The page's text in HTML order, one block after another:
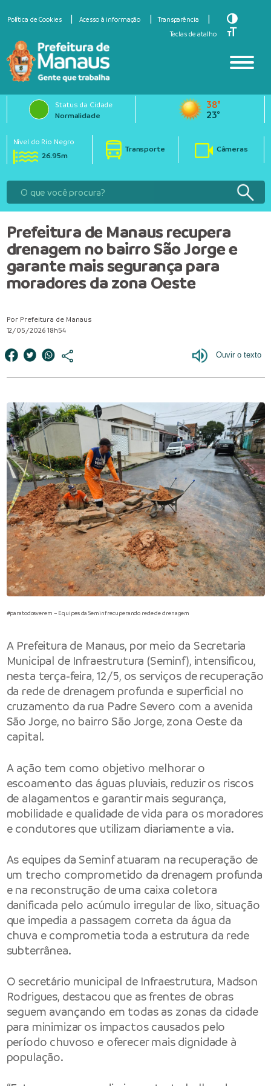
Política de Cookies Acesso à informação
Transparência
Teclas de atalho
Toggle
Toggle
Status da Cidade
Normalidade
38°
23°
Nível do Rio Negro
26.95m
Transporte Câmeras
Prefeitura de Manaus recupera
drenagem no bairro São Jorge e
garante mais segurança para
moradores da zona Oeste
Por Prefeitura de Manaus
12/05/2026 18h54
#paratodosverem – Equipes da Seminf recuperando rede de drenagem
A Prefeitura de Manaus, por meio da Secretaria
Municipal de Infraestrutura (Seminf), intensificou,
nesta terça-feira, 12/5, os serviços de recuperação
da rede de drenagem profunda e superficial no
cruzamento da rua Padre Severo com a avenida
São Jorge, no bairro São Jorge, zona Oeste da
capital.
A ação tem como objetivo melhorar o
escoamento das águas pluviais, reduzir os riscos
de alagamentos e garantir mais segurança,
mobilidade e qualidade de vida para os moradores
e condutores que utilizam diariamente a via.
As equipes da Seminf atuaram na recuperação de
um trecho comprometido da drenagem profunda
e na reconstrução de uma caixa coletora
danificada pelo acúmulo irregular de lixo, situação
que impedia a passagem correta da água da
chuva e comprometia toda a estrutura da rede
subterrânea.
O secretário municipal de Infraestrutura, Madson
Rodrigues, destacou que as frentes de obras
seguem avançando em todas as zonas da cidade
para minimizar os impactos causados pelo
período chuvoso e oferecer mais dignidade à
população.